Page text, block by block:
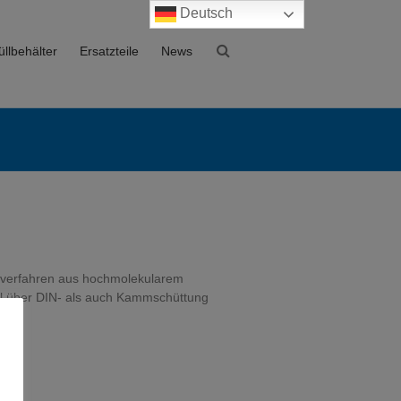
Ersatzteile News
aus hochmolekularem
DIN- als auch Kammschüttung
Deutsch